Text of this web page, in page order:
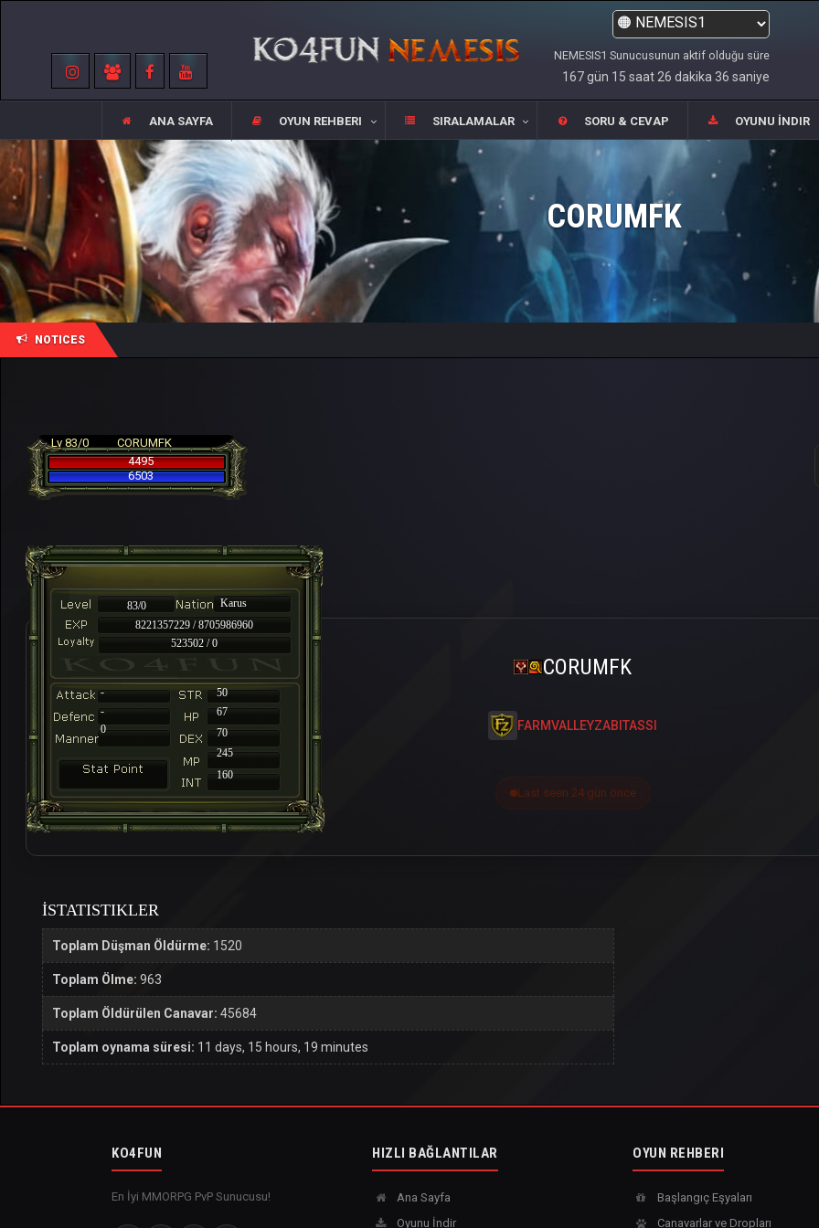
NEMESIS1 Sunucusunun aktif olduğu süre
167 gün 15 saat 26 dakika 36 saniye
ANA SAYFA OYUN REHBERI SIRALAMALAR SORU & CEVAP OYUNU İNDIR
CORUMFK
NOTICES
Lv 83/0
CORUMFK
4495
6503
83/0
Karus
8221357229 / 8705986960
523502 / 0
-
50
-
67
70
245
160
0
CORUMFK
FARMVALLEYZABITASSI
Last seen 24 gün önce
İSTATISTIKLER
Toplam Düşman Öldürme: 1520
Toplam Ölme: 963
Toplam Öldürülen Canavar: 45684
Toplam oynama süresi: 11 days, 15 hours, 19 minutes
KO4FUN
En İyi MMORPG PvP Sunucusu!
HIZLI BAĞLANTILAR
Ana Sayfa
Oyunu İndir
OYUN REHBERI
Başlangıç Eşyaları
Canavarlar ve Dropları